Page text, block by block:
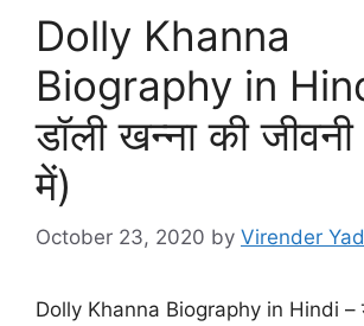
Dolly Khanna
Biography in
डॉली खन्ना की जीवनी
में)
October 23, 2020 by Virender
Dolly Khanna Biography in Hindi –